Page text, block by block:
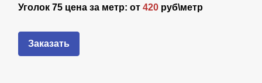
Уголок 75 цена за метр: от420 руб\метр
Заказать